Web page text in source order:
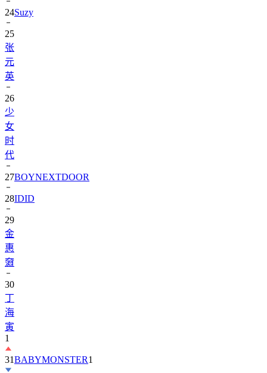
25
张
元
英
26
少
女
时
代
27
28IDID
29
金
惠
奫
30
丁
海
寅
1
31
322PM1